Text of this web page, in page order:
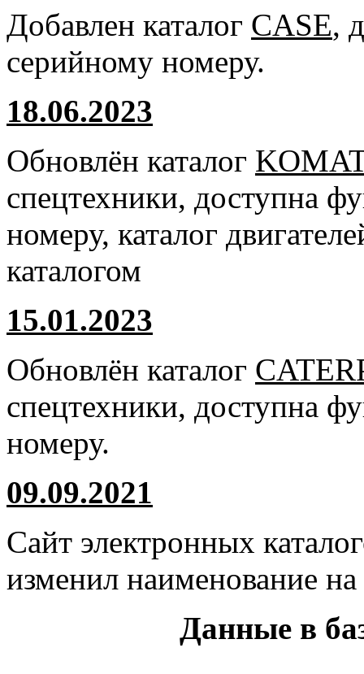
Добавлен каталог CASE,
серийному номеру.
18.06.2023
Обновлён каталог
спецтехники, доступна
номеру, каталог
каталогом
15.01.2023
Обновлён каталог
спецтехники, доступна
номеру.
09.09.2021
Сайт электронных
изменил наименование на
Данные в